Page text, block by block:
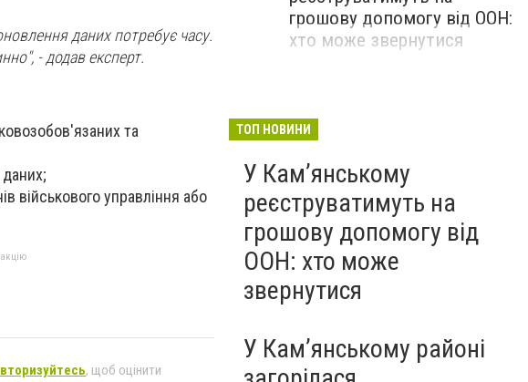
даних потребує часу.
- додав експерт.
та
військового управління або
, щоб оцінити
грошову допомогу від ООН:
хто може звернутися
ТОП НОВИНИ
У Кам’янському
реєструватимуть на
грошову допомогу від
ООН: хто може
звернутися
У Кам’янському районі